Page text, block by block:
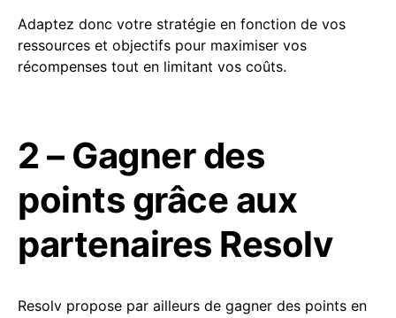
Adaptez donc votre stratégie en fonction de vos
ressources et objectifs pour maximiser vos
récompenses tout en limitant vos coûts.
2 – Gagner des
points grâce aux
partenaires Resolv
Resolv propose par ailleurs de gagner des points en